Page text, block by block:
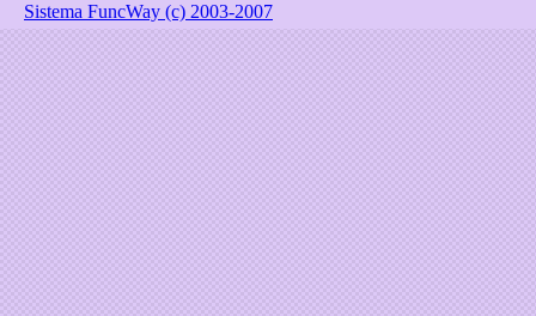
Sistema FuncWay (c) 2003-2007